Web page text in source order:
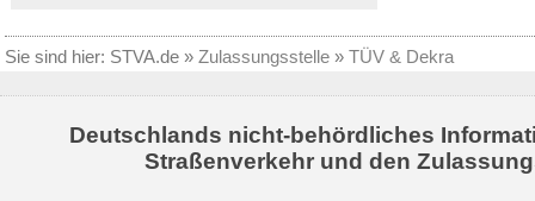
Sie sind hier: STVA.de » Zulassungsstelle » TÜV & Dekra
Deutschlands nicht-behördliches
Straßenverkehr und den